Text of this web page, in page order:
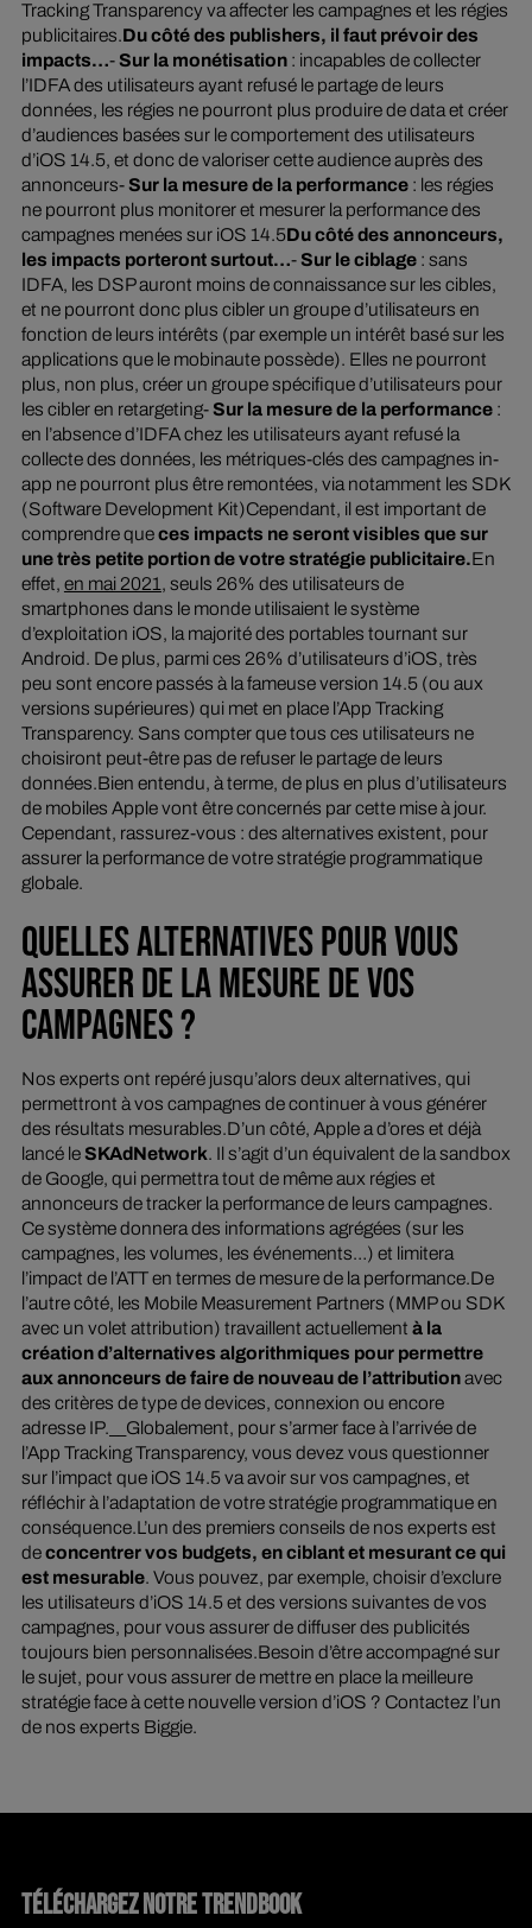
Tracking Transparency va affecter les campagnes et les régies
publicitaires.Du côté des publishers, il faut prévoir des
impacts…-Sur la monétisation: incapables de collecter
l’IDFA des utilisateurs ayant refusé le partage de leurs
données, les régies ne pourront plus produire de data et créer
d’audiences basées sur le comportement des utilisateurs
d’iOS 14.5, et donc de valoriser cette audience auprès des
annonceurs-Sur la mesure de la performance: les régies
ne pourront plus monitorer et mesurer la performance des
campagnes menées sur iOS 14.5Du côté des annonceurs,
les impacts porteront surtout…-Sur le ciblage: sans
IDFA, les DSP auront moins de connaissance sur les cibles,
et ne pourront donc plus cibler un groupe d’utilisateurs en
fonction de leurs intérêts (par exemple un intérêt basé sur les
applications que le mobinaute possède). Elles ne pourront
plus, non plus, créer un groupe spécifique d’utilisateurs pour
les cibler en retargeting-Sur la mesure de la performance:
en l’absence d’IDFA chez les utilisateurs ayant refusé la
collecte des données, les métriques-clés des campagnes in-
app ne pourront plus être remontées, via notamment les SDK
(Software Development Kit)Cependant, il est important de
comprendre queces impacts ne seront visibles que sur
une très petite portion de votre stratégie publicitaire.En
effet, en mai 2021 , seuls 26% des utilisateurs de
smartphones dans le monde utilisaient le système
d’exploitation iOS, la majorité des portables tournant sur
Android. De plus, parmi ces 26% d’utilisateurs d’iOS, très
peu sont encore passés à la fameuse version 14.5 (ou aux
versions supérieures) qui met en place l’App Tracking
Transparency. Sans compter que tous ces utilisateurs ne
choisiront peut-être pas de refuser le partage de leurs
données.Bien entendu, à terme, de plus en plus d’utilisateurs
de mobiles Apple vont être concernés par cette mise à jour.
Cependant, rassurez-vous : des alternatives existent, pour
assurer la performance de votre stratégie programmatique
globale.
QUELLES ALTERNATIVES POUR VOUS
ASSURER DE LA MESURE DE VOS
CAMPAGNES ?
Nos experts ont repéré jusqu’alors deux alternatives, qui
permettront à vos campagnes de continuer à vous générer
des résultats mesurables.D’un côté, Apple a d’ores et déjà
lancé leSKAdNetwork. Il s’agit d’un équivalent de la sandbox
de Google, qui permettra tout de même aux régies et
annonceurs de tracker la performance de leurs campagnes.
Ce système donnera des informations agrégées (sur les
campagnes, les volumes, les événements…) et limitera
l’impact de l’ATT en termes de mesure de la performance.De
l’autre côté, les Mobile Measurement Partners (MMP ou SDK
avec un volet attribution) travaillent actuellement à la
création d’alternatives algorithmiques pour permettre
aux annonceurs de faire de nouveau de l’attributionavec
des critères de type de devices, connexion ou encore
adresse IP.__Globalement, pour s’armer face à l’arrivée de
l’App Tracking Transparency, vous devez vous questionner
sur l’impact que iOS 14.5 va avoir sur vos campagnes, et
réfléchir à l’adaptation de votre stratégie programmatique en
conséquence.L’un des premiers conseils de nos experts est
deconcentrer vos budgets, en ciblant et mesurant ce qui
est mesurable. Vous pouvez, par exemple, choisir d’exclure
les utilisateurs d’iOS 14.5 et des versions suivantes de vos
campagnes, pour vous assurer de diffuser des publicités
toujours bien personnalisées.Besoin d’être accompagné sur
le sujet, pour vous assurer de mettre en place la meilleure
stratégie face à cette nouvelle version d’iOS ? Contactez l’un
de nos experts Biggie.
TÉLÉCHARGEZ NOTRE TRENDBOOK